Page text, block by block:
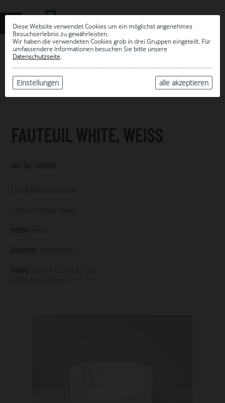
Diese Website verwendet Cookies um ein möglichst angenehmes
Besuchserlebnis zu gewährleisten.
Wir haben die verwendeten Cookies grob in drei Gruppen eingeteilt. Für
umfassendere Informationen besuchen Sie bitte unsere
Datenschutzseite.
alle akzeptieren
Einstellungen
ARCHIV
FAUTEUIL WHITE, WEISS
Art. Nr.: A0930
Eventwide Collection
Fauteuil White, weiß
Farbe: weiß
Material: Kunstleder
Maße:
(B x H x T in cm, ca.)